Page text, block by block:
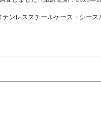
ンレススチールケース・シー